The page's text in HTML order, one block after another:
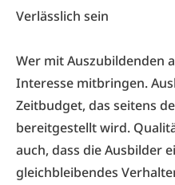
Verlässlich sein
Wer mit Auszubildenden
Interesse mitbringen.
Zeitbudget, das seitens
bereitgestellt wird.
auch, dass die Ausbilder
gleichbleibendes